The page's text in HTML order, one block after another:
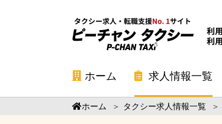
ホーム 求人情報一覧
ホーム ＞ タクシー求人情報一覧 ＞